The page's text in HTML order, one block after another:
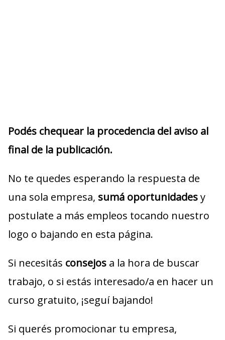
Podés chequear la procedencia del aviso al
final de la publicación.
No te quedes esperando la respuesta de
una sola empresa, sumá oportunidadesy
postulate a más empleos tocando nuestro
logo o bajando en esta página.
Si necesitás consejos a la hora de buscar
trabajo, o si estás interesado/a en hacer un
curso gratuito, ¡seguí bajando!
Si querés promocionar tu empresa,